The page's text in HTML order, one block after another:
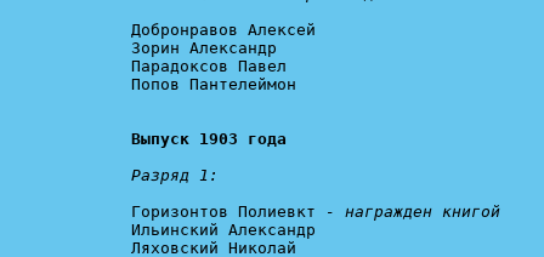
Добронравов Алексей
Зорин Александр
Парадоксов Павел
Попов Пантелеймон
Выпуск 1903 года
Разряд 1:
Горизонтов Полиевкт
- награжден книгой
Ильинский Александр
Ляховский Николай